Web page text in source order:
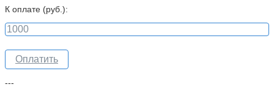
К оплате (руб.):
---